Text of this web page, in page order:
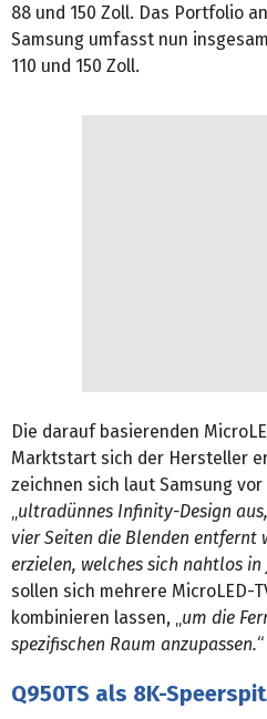
88 und 150 Zoll. Das Portfolio
Samsung umfasst nun
110 und 150 Zoll.
Die darauf basierenden
Marktstart sich der Hersteller
zeichnen sich laut Samsung
ultradünnes Infinity-Design
vier Seiten die Blenden entfernt
erzielen, welches sich nahtlos in
sollen sich mehrere MicroLED-
kombinieren lassen, „ um die
spezifischen Raum anzupassen.“
Q950TS als 8K-